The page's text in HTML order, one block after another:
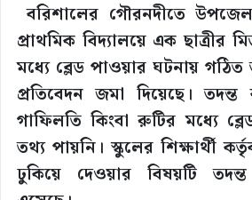
বরিশালের গৌরনদীতে
প্রাথমিক বিদ্যালয়ে এক ছাত্রীর
মধ্যে ব্লেড পাওয়ার ঘটনায় গঠিত
প্রতিবেদন জমা দিয়েছে।
গাফিলতি কিংবা রুটির মধ্যে
তথ্য পায়নি। স্কুলের শিক্ষার্থী
ঢুকিয়ে দেওয়ার বিষয়টি